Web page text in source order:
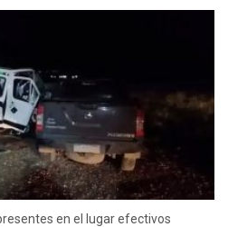
en el lugar efectivos